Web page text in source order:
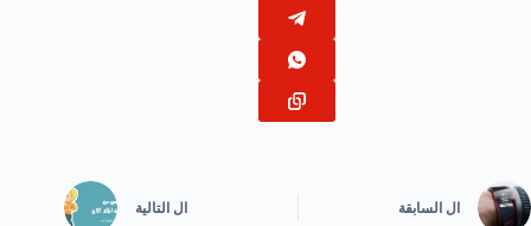
ال السابقة ال التالية